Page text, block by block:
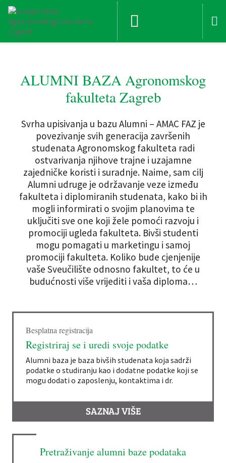
ALUMNI BAZA Agronomskog
fakulteta Zagreb
Svrha upisivanja u bazu Alumni – AMAC FAZ je
povezivanje svih generacija završenih
studenata Agronomskog fakulteta radi
ostvarivanja njihove trajne i uzajamne
zajedničke koristi i suradnje. Naime, sam cilj
Alumni udruge je održavanje veze između
fakulteta i diplomiranih studenata, kako bi ih
mogli informirati o svojim planovima te
uključiti sve one koji žele pomoći razvoju i
promociji ugleda fakulteta. Bivši studenti
mogu pomagati u marketingu i samoj
promociji fakulteta. Koliko bude cjenjenije
vaše Sveučilište odnosno fakultet, to će u
budućnosti više vrijediti i vaša diploma…
Besplatna registracija
Registriraj se i uredi svoje podatke
Alumni baza je baza bivših studenata koja sadrži
podatke o studiranju kao i dodatne podatke koji se
mogu dodati o zaposlenju, kontaktima i dr.
SAZNAJ VIŠE
Pretraživanje alumni baze podataka